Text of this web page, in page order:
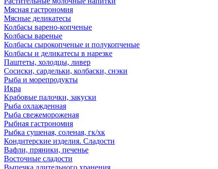
Мясная гастрономия
Мясные деликатесы
Колбасы варено-копченые
Колбасы вареные
Колбасы сырокопченые и полукопченые
Колбасы и деликатесы в нарезке
Паштеты, холодцы, ливер
Сосиски, сардельки, колбаски, снэки
Рыба и морепродукты
Икра
Крабовые палочки, закуски
Рыба охлажденная
Рыба свежемороженая
Рыбная гастрономия
Рыбка сушеная, соленая, гк/хк
Кондитерские изделия. Сладости
Вафли, пряники, печенье
Восточные сладости
Выпечка длительного хранения